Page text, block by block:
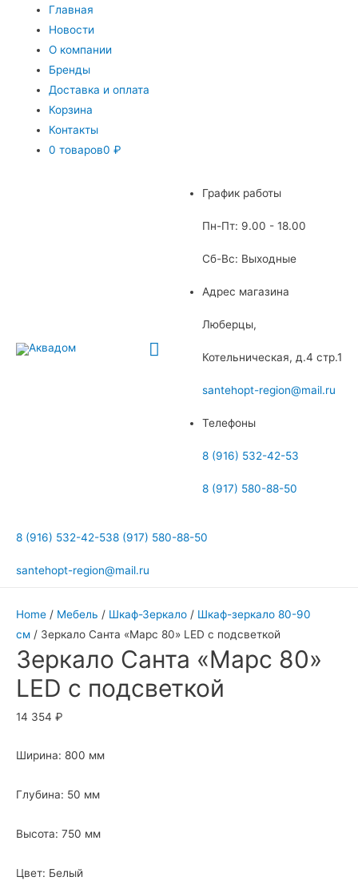
Главная
Новости
О компании
Бренды
Доставка и оплата
Корзина
Контакты
0 товаров0 ₽
Главное
График работы
Пн-Пт: 9.00 - 18.00
Сб-Вс: Выходные
Адрес магазина
Люберцы,
Котельническая, д.4 стр.1
santehopt-region@mail.ru
Телефоны
8 (916) 532-42-53
8 (917) 580-88-50
8 (916) 532-42-538 (917) 580-88-50
santehopt-region@mail.ru
Home / Мебель / Шкаф-Зеркало / Шкаф-зеркало 80-90
см / Зеркало Санта «Марс 80» LED с подсветкой
Зеркало Санта «Марс 80»
LED с подсветкой
14 354 ₽
Ширина: 800 мм
Глубина: 50 мм
Высота: 750 мм
Цвет: Белый